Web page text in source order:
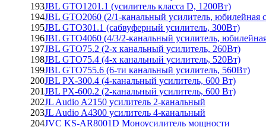
193JBL GTO1201.1 (усилитель класса D, 1200Вт)
194JBL GTO2060 (2/1-канальный усилитель, юбилейная
195JBL GTO301.1 (сабвуферный усилитель, 300Вт)
196JBL GTO4060 (4/3/2-канальный усилитель,
197JBL GTO75.2 (2-х канальный усилитель, 260Вт)
198JBL GTO75.4 (4-х канальный усилитель, 520Вт)
199JBL GTO755.6 (6-ти канальный усилитель, 560Вт)
200JBL PX-300.4 (4-канальный усилитель, 600 Вт)
201JBL PX-600.2 (2-канальный усилитель, 600 Вт)
202JL Audio A2150 усилитель 2-канальный
203JL Audio A4300 усилитель 4-канальный
204JVC KS-AR8001D Моноусилитель мощности